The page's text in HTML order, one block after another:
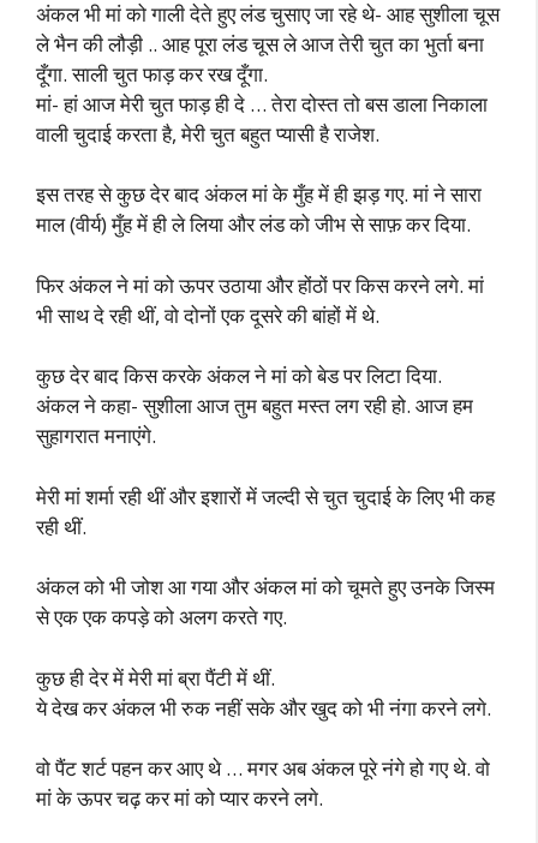
अंकल भी मां को गाली देते हुए लंड चुसाए जा रहे थे- आह सुशीला चूस
ले भैन की लौड़ी .. आह पूरा लंड चूस ले आज तेरी चुत का भुर्ता बना
दूँगा. साली चुत फाड़ कर रख दूँगा.
मां- हां आज मेरी चुत फाड़ ही दे … तेरा दोस्त तो बस डाला निकाला
वाली चुदाई करता है, मेरी चुत बहुत प्यासी है राजेश.
इस तरह से कुछ देर बाद अंकल मां के मुँह में ही झड़ गए. मां ने सारा
माल (वीर्य) मुँह में ही ले लिया और लंड को जीभ से साफ़ कर दिया.
फिर अंकल ने मां को ऊपर उठाया और होंठों पर किस करने लगे. मां
भी साथ दे रही थीं, वो दोनों एक दूसरे की बांहों में थे.
कुछ देर बाद किस करके अंकल ने मां को बेड पर लिटा दिया.
अंकल ने कहा- सुशीला आज तुम बहुत मस्त लग रही हो. आज हम
सुहागरात मनाएंगे.
मेरी मां शर्मा रही थीं और इशारों में जल्दी से चुत चुदाई के लिए भी कह
रही थीं.
अंकल को भी जोश आ गया और अंकल मां को चूमते हुए उनके जिस्म
से एक एक कपड़े को अलग करते गए.
कुछ ही देर में मेरी मां ब्रा पैंटी में थीं.
ये देख कर अंकल भी रुक नहीं सके और खुद को भी नंगा करने लगे.
वो पैंट शर्ट पहन कर आए थे … मगर अब अंकल पूरे नंगे हो गए थे. वो
मां के ऊपर चढ़ कर मां को प्यार करने लगे.